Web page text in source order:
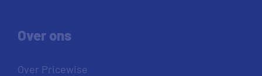
Over ons
Over Pricewise